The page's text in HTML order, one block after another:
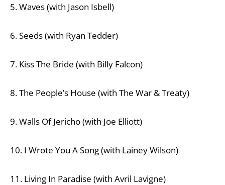
5. Waves (with Jason Isbell)
6. Seeds (with Ryan Tedder)
7. Kiss The Bride (with Billy Falcon)
8. The People’s House (with The War & Treaty)
9. Walls Of Jericho (with Joe Elliott)
10. I Wrote You A Song (with Lainey Wilson)
11. Living In Paradise (with Avril Lavigne)